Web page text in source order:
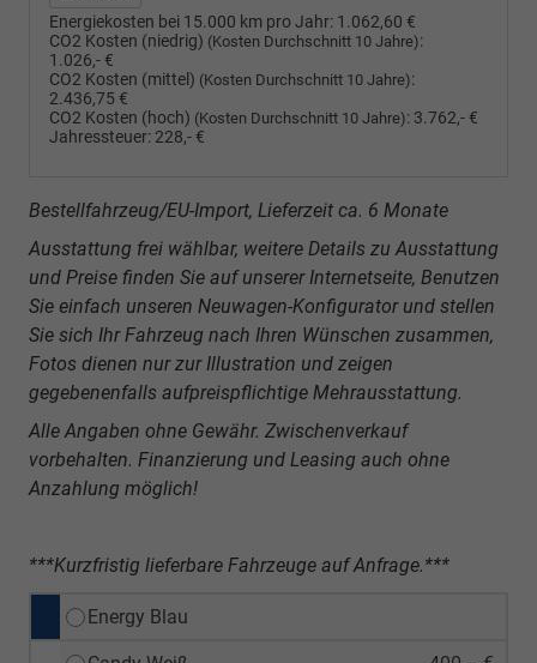
Energiekosten bei 15.000 km pro Jahr: 1.062,60 €
CO2 Kosten (niedrig) (Kosten Durchschnitt 10 Jahre):
1.026,- €
CO2 Kosten (mittel) (Kosten Durchschnitt 10 Jahre):
2.436,75 €
CO2 Kosten (hoch) (Kosten Durchschnitt 10 Jahre): 3.762,- €
Jahressteuer: 228,- €
Bestellfahrzeug/EU-Import, Lieferzeit ca. 6 Monate
Ausstattung frei wählbar, weitere Details zu Ausstattung
und Preise finden Sie auf unserer Internetseite, Benutzen
Sie einfach unseren Neuwagen-Konfigurator und stellen
Sie sich Ihr Fahrzeug nach Ihren Wünschen zusammen,
Fotos dienen nur zur Illustration und zeigen
gegebenenfalls aufpreispflichtige Mehrausstattung.
Alle Angaben ohne Gewähr. Zwischenverkauf
vorbehalten. Finanzierung und Leasing auch ohne
Anzahlung möglich!
***Kurzfristig lieferbare Fahrzeuge auf Anfrage.***
Energy Blau